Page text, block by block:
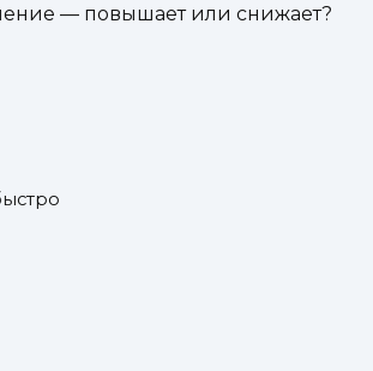
— повышает или снижает?